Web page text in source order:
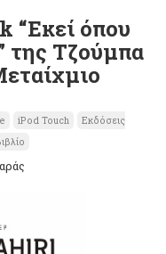
“Εκεί όπου
της Τζούμπα
iPod Touch
Εκδόσεις